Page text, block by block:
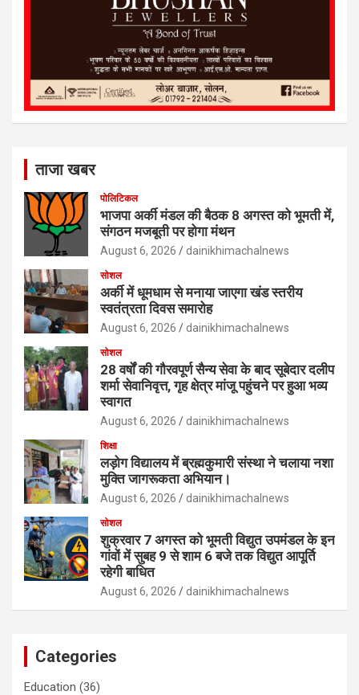
ताजा खबर
पोलिटिकल
भाजपा अर्की मंडल की बैठक 8 अगस्त को भूमती में,
संगठन मजबूती पर होगा मंथन
August 6, 2026 dainikhimachalnews
सोशल
अर्की में धूमधाम से मनाया जाएगा खंड स्तरीय
स्वतंत्रता दिवस समारोह
August 6, 2026 dainikhimachalnews
सोशल
28 वर्षों की गौरवपूर्ण सैन्य सेवा के बाद सूबेदार दलीप
शर्मा सेवानिवृत्त, गृह क्षेत्र मांजू पहुंचने पर हुआ भव्य
स्वागत
August 6, 2026 dainikhimachalnews
शिक्षा
लड़ोग विद्यालय में ब्रह्मकुमारी संस्था ने चलाया नशा
मुक्ति जागरूकता अभियान।
August 6, 2026 dainikhimachalnews
सोशल
शुक्रवार 7 अगस्त को भूमती विद्युत उपमंडल के इन
गांवों में सुबह 9 से शाम 6 बजे तक विद्युत आपूर्ति
रहेगी बाधित
August 6, 2026 dainikhimachalnews
Categories
Education (36)